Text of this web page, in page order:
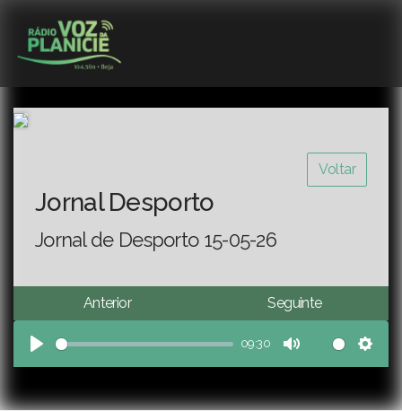
Voltar
Jornal Desporto
Jornal de Desporto 15-05-26
Anterior Seguinte
Play
09:30
Mute